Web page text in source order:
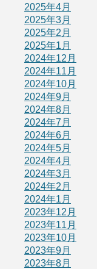
2025年4月
2025年3月
2025年2月
2025年1月
2024年12月
2024年11月
2024年10月
2024年9月
2024年8月
2024年7月
2024年6月
2024年5月
2024年4月
2024年3月
2024年2月
2024年1月
2023年12月
2023年11月
2023年10月
2023年9月
2023年8月